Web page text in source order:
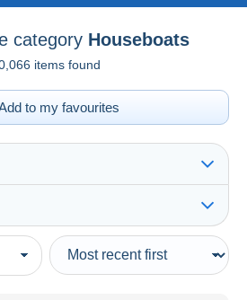
category Houseboats
items found
to my favourites